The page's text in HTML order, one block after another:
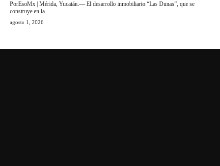
PorEsoMx | Mérida, Yucatán.— El desarrollo inmobiliario “Las Dunas”, que se
construye en la...
agosto 1, 2026